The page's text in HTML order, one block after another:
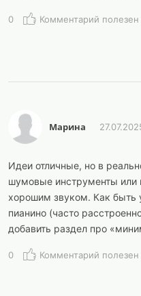
0 Комментарий полезен
Марина
Идеи отличные, но в
шумовые инструменты или
хорошим звуком. Как быть
пианино (часто
добавить раздел про
0 Комментарий полезен